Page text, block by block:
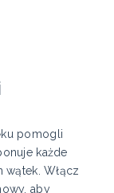
pomogli
każde
wątek. Włącz
aby